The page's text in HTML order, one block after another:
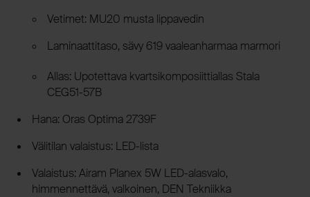
Vetimet: MU20 musta lippavedin
Laminaattitaso, sävy 619 vaaleanharmaa marmori
Allas: Upotettava kvartsikomposiittiallas Stala
CEG51-57B
Hana: Oras Optima 2739F
Välitilan valaistus: LED-lista
Valaistus: Airam Planex 5W LED-alasvalo,
himmennettävä, valkoinen, DEN Tekniikka